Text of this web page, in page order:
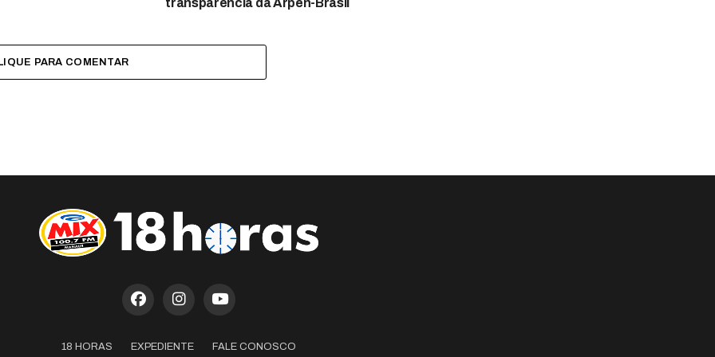
PARA COMENTAR
18 HORAS EXPEDIENTE FALE CONOSCO